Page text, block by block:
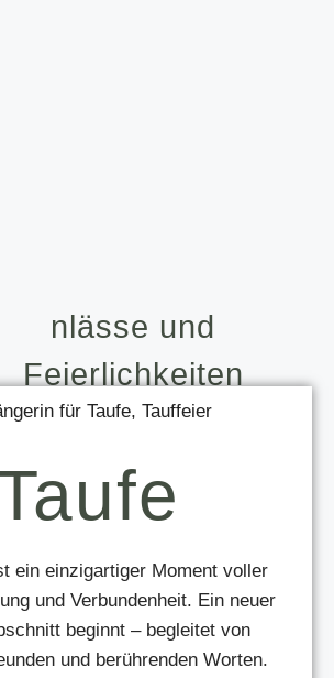
nlässe und
Feierlichkeiten
ein einzigartiger Moment voller
und Verbundenheit. Ein neuer
beginnt – begleitet von
und berührenden Worten.